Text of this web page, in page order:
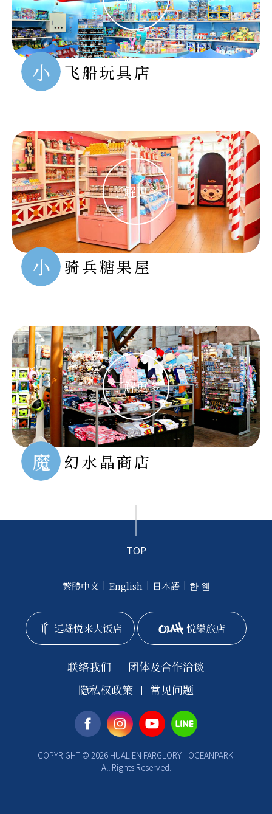
小 飞船玩具店
小 骑兵糖果屋
魔 幻水晶商店
TOP
繁體中文 English 日本語 한 웬
远雄悦来大饭店 悅樂旅店
联络我们
团体及合作洽谈
隐私权政策
常见问题
COPYRIGHT © 2026 HUALIEN FARGLORY - OCEANPARK.
All Rights Reserved.